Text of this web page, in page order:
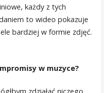
każdy z tych
to wideo pokazuje
bardziej w formie zdjęć.
w muzyce?